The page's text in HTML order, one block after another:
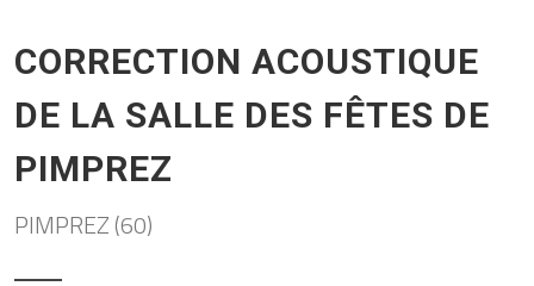
CORRECTION ACOUSTIQUE
DE LA SALLE DES FÊTES DE
PIMPREZ
PIMPREZ (60)